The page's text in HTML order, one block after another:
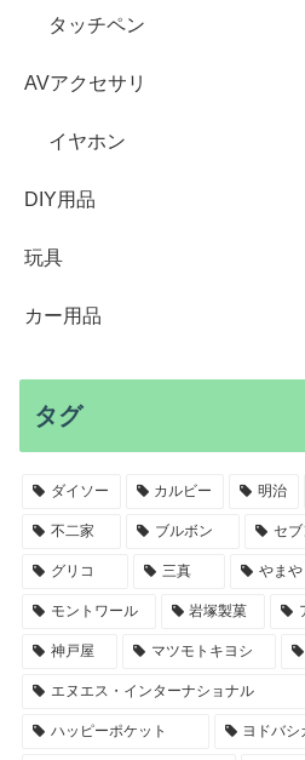
タッチペン
AVアクセサリ
イヤホン
DIY用品
玩具
カー用品
タグ
ダイソー カルビー 明治
不二家 ブルボン セ
グリコ 三真 やまや
モントワール 岩塚製菓
神戸屋 マツモトキヨシ
エヌエス・インターナショナル
ハッピーポケット ヨドバシ